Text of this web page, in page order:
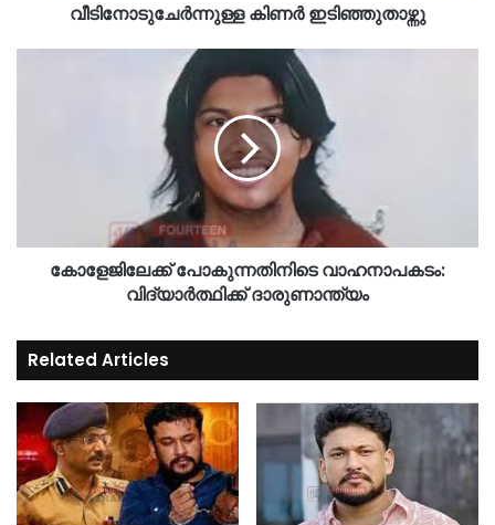
വീടിനോടുചേർന്നുള്ള കിണർ ഇടിഞ്ഞുതാഴ്ന്നു
കോളേജിലേക്ക് പോകുന്നതിനിടെ വാഹനാപകടം:
വിദ്യാർത്ഥിക്ക് ദാരുണാന്ത്യം
Related Articles